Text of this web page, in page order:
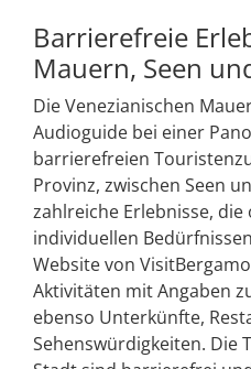
Barrierefreie
Mauern, Seen
Die Venezianischen
Audioguide bei einer
barrierefreien
Provinz, zwischen Seen
zahlreiche Erlebnisse,
individuellen
Website von
Aktivitäten mit Angaben
ebenso Unterkünfte,
Sehenswürdigkeiten. Die